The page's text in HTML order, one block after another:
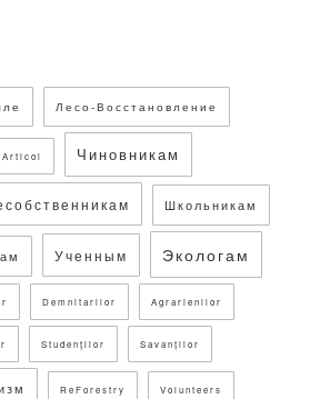
Лесо-Восстановление
Articol Чиновникам
Школьникам
Ученным Экологам
Demnitarilor Agrarienilor
Studenților Savanților
ReForestry Volunteers